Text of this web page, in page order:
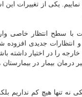
یكی از تغییرات این
با سطح انتظار خاصی
انتظارات جدیدی افزوده
را در اختیار داشته
درمان بیمار در
هیچ كم نداریم بلكه